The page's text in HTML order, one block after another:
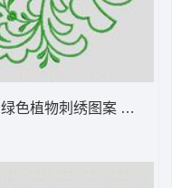
绿色植物刺绣图案 植物花